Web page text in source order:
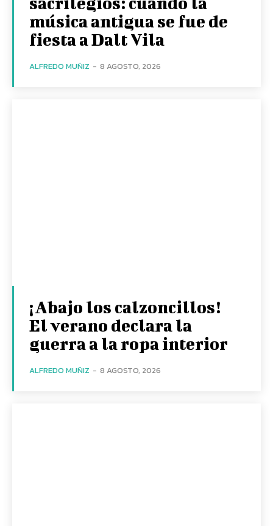
música antigua se fue de
fiesta a Dalt Vila
ALFREDO MUÑIZ - 8 AGOSTO, 2026
¡Abajo los calzoncillos!
El verano declara la
guerra a la ropa interior
ALFREDO MUÑIZ - 8 AGOSTO, 2026